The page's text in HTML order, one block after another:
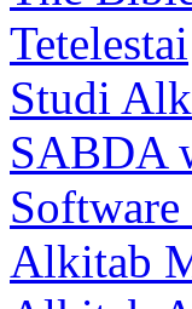
Tetelestai
Studi
SABDA
Alkitab